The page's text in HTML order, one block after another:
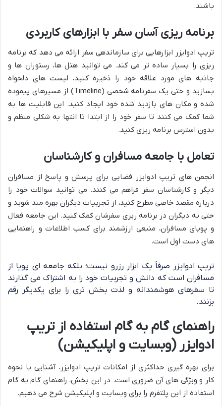
باشند.
برنامه ریزی آسان سفر با ابزارهای کاربردی
تریپ ادوایزر ابزارهایی برای سازماندهی سفر ارائه می دهد که برنامه
ریزی را بسیار ساده تر می کند. می توانید هتل ها، رستوران ها و
جاذبه های مورد علاقه خود را ذخیره کنید، لیست های دلخواه
بسازید و حتی یک سفرنامه شخصی (Timeline) از مسیرهای پیموده
شده و مکان های بازدید شده خود ایجاد کنید. این قابلیت ها به
شما کمک می کنند تا سفر خود را از ابتدا تا انتها به شکلی منظم و
بدون استرس برنامه ریزی کنید.
تعامل با جامعه مسافران و کارشناسان
انجمن های تریپ ادوایزر فضایی برای پرسش و پاسخ از مسافران
دیگر و کارشناسان سفر فراهم می کنند. می توانید سوالات خود را
درباره مقصد خاصی مطرح کنید، از تجربیات دیگران بهره مند شوید و
حتی به دیگران در برنامه ریزی سفرشان کمک کنید. این جامعه فعال
و پویای مسافران، منبعی ارزشمند برای کسب اطلاعات و راهنمایی
های دست اول است.
تریپ ادوایزر صرفاً یک ابزار رزرو نیست؛ بلکه جامعه ای پویا از
مسافران است که دانش و تجربیات خود را به اشتراک می گذارند
تا سفرهای هوشمندانه و لذت بخش تری را برای یکدیگر رقم
بزنند.
راهنمای گام به گام استفاده از تریپ
ادوایزر (وبسایت و اپلیکیشن)
برای بهره گیری حداکثری از امکانات تریپ ادوایزر، آشنایی با نحوه
کار و ویژگی های آن ضروری است. در این بخش، راهنمای گام به گام
استفاده از این پلتفرم را برای وبسایت و اپلیکیشن شرح می دهیم.